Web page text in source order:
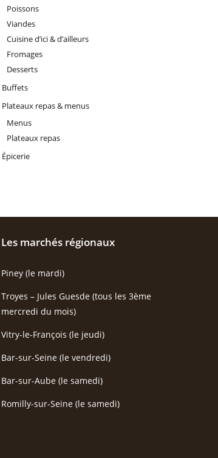
Poissons
Viandes
Cuisine d’ici & d’ailleurs
Fromages
Desserts
Buffets
Plateaux repas & menus
Menus
Plateaux repas
Épicerie
Les marchés régionaux
Piney (le mardi)
Troyes – Jules Guesde (tous les 3ème
mercredi du mois)
Vitry-le-François (le jeudi)
Bar-sur-Seine (le vendredi)
Bar-sur-Aube (le samedi)
Romilly-sur-Seine (le samedi)